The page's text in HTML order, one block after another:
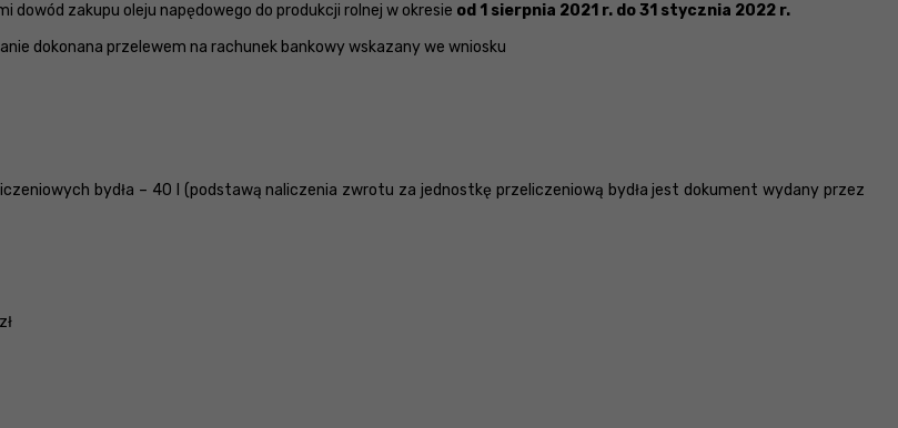
dowód zakupu oleju napędowego do produkcji rolnej w okresie od 1 sierpnia 2021 r. do 31 stycznia 2022 r.
dokonana przelewem na rachunek bankowy wskazany we wniosku
bydła – 40 l (podstawą naliczenia zwrotu za jednostkę przeliczeniową bydła jest dokument wydany przez